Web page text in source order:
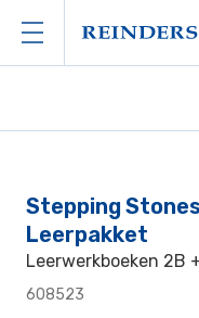
Stepping
Leerpakket
Leerwerkboeken 2B
608523